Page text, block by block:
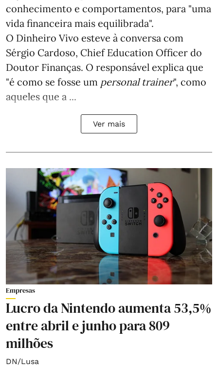
conhecimento e comportamentos, para "uma
vida financeira mais equilibrada".
O Dinheiro Vivo esteve à conversa com
Sérgio Cardoso, Chief Education Officer do
Doutor Finanças. O responsável explica que
"é como se fosse um personal trainer", como
aqueles que a ...
Ver mais
Empresas
Lucro da Nintendo aumenta 53,5%
entre abril e junho para 809
milhões
DN/Lusa